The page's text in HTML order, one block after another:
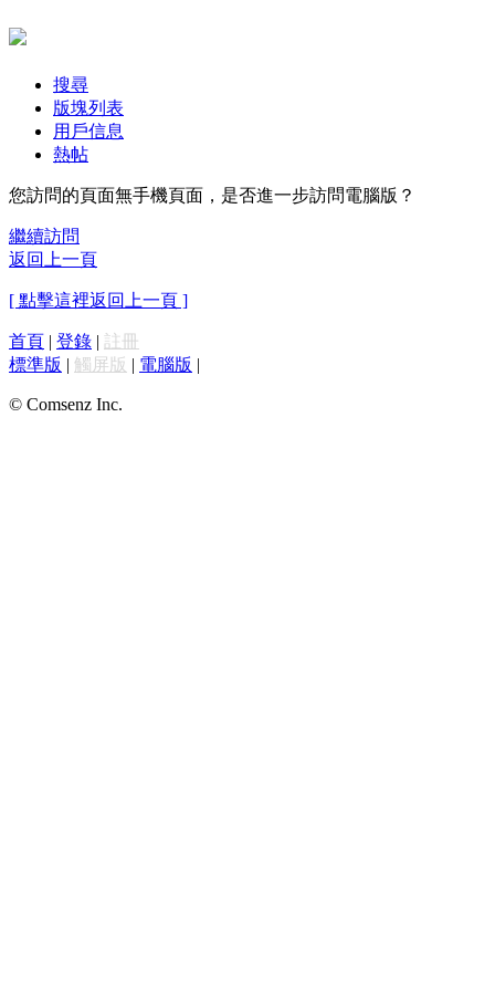
搜尋
版塊列表
用戶信息
熱帖
您訪問的頁面無手機頁面，是否進一步訪問電腦版？
繼續訪問
返回上一頁
[ 點擊這裡返回上一頁 ]
首頁 | 登錄 | 註冊
標準版 | 觸屏版 | 電腦版 |
© Comsenz Inc.